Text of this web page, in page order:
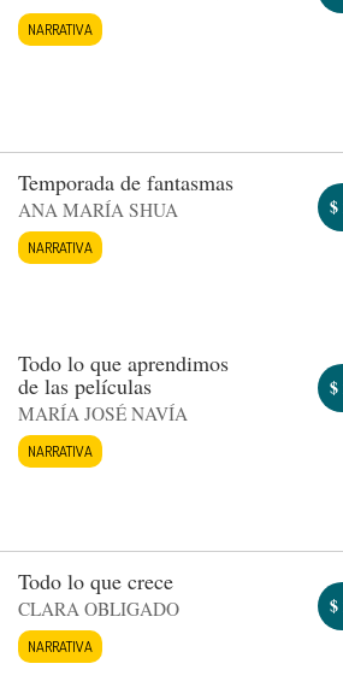
NARRATIVA
Temporada de fantasmas
ANA MARÍA SHUA
NARRATIVA
$
Todo lo que aprendimos
de las películas
MARÍA JOSÉ NAVÍA
NARRATIVA
$
Todo lo que crece
CLARA OBLIGADO
NARRATIVA
$